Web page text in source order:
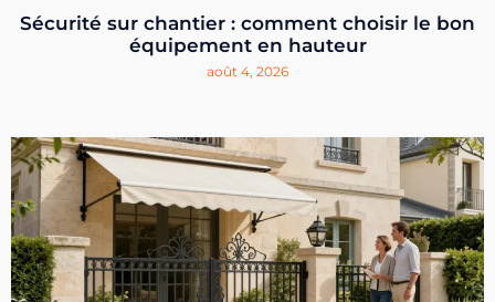
Sécurité sur chantier : comment choisir le bon
équipement en hauteur
août 4, 2026